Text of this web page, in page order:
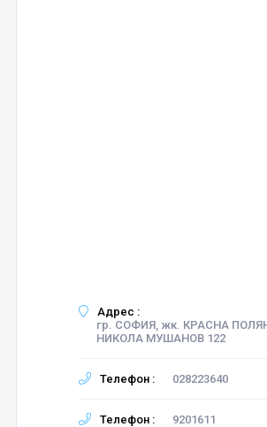
Адрес :
гр. СОФИЯ, жк. КРАСНА
НИКОЛА МУШАНОВ 122
Телефон : 028223640
Телефон : 9201611